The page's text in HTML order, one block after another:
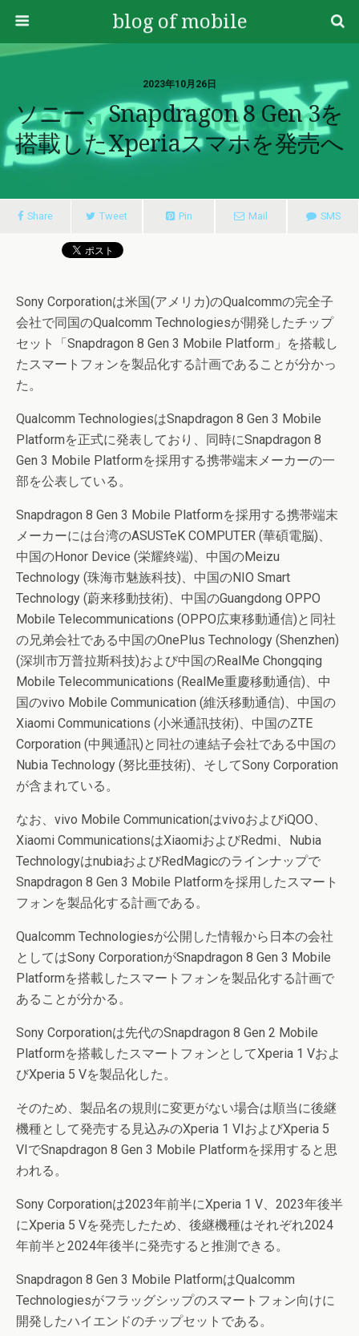
blog of mobile
2023年10月26日
ソニー、Snapdragon 8 Gen 3を
搭載したXperiaスマホを発売へ
Share Tweet Pin Mail SMS
Sony Corporationは米国(アメリカ)のQualcommの完全子
会社で同国のQualcomm Technologiesが開発したチップ
セット「Snapdragon 8 Gen 3 Mobile Platform」を搭載し
たスマートフォンを製品化する計画であることが分かっ
た。
Qualcomm TechnologiesはSnapdragon 8 Gen 3 Mobile
Platformを正式に発表しており、同時にSnapdragon 8
Gen 3 Mobile Platformを採用する携帯端末メーカーの一
部を公表している。
Snapdragon 8 Gen 3 Mobile Platformを採用する携帯端末
メーカーには台湾のASUSTeK COMPUTER (華碩電脳)、
中国のHonor Device (栄耀終端)、中国のMeizu
Technology (珠海市魅族科技)、中国のNIO Smart
Technology (蔚来移動技術)、中国のGuangdong OPPO
Mobile Telecommunications (OPPO広東移動通信)と同社
の兄弟会社である中国のOnePlus Technology (Shenzhen)
(深圳市万普拉斯科技)および中国のRealMe Chongqing
Mobile Telecommunications (RealMe重慶移動通信)、中
国のvivo Mobile Communication (維沃移動通信)、中国の
Xiaomi Communications (小米通訊技術)、中国のZTE
Corporation (中興通訊)と同社の連結子会社である中国の
Nubia Technology (努比亜技術)、そしてSony Corporation
が含まれている。
なお、vivo Mobile CommunicationはvivoおよびiQOO、
Xiaomi CommunicationsはXiaomiおよびRedmi、Nubia
TechnologyはnubiaおよびRedMagicのラインナップで
Snapdragon 8 Gen 3 Mobile Platformを採用したスマート
フォンを製品化する計画である。
Qualcomm Technologiesが公開した情報から日本の会社
としてはSony CorporationがSnapdragon 8 Gen 3 Mobile
Platformを搭載したスマートフォンを製品化する計画で
あることが分かる。
Sony Corporationは先代のSnapdragon 8 Gen 2 Mobile
Platformを搭載したスマートフォンとしてXperia 1 Vおよ
びXperia 5 Vを製品化した。
そのため、製品名の規則に変更がない場合は順当に後継
機種として発売する見込みのXperia 1 VIおよびXperia 5
VIでSnapdragon 8 Gen 3 Mobile Platformを採用すると思
われる。
Sony Corporationは2023年前半にXperia 1 V、2023年後半
にXperia 5 Vを発売したため、後継機種はそれぞれ2024
年前半と2024年後半に発売すると推測できる。
Snapdragon 8 Gen 3 Mobile PlatformはQualcomm
Technologiesがフラッグシップのスマートフォン向けに
開発したハイエンドのチップセットである。